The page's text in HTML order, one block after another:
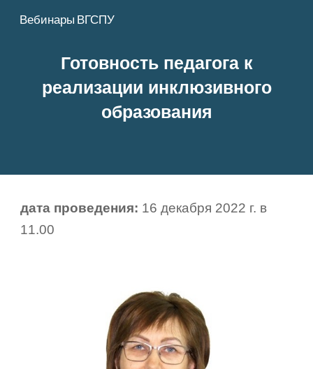
Skip to main content
Вебинары ВГСПУ
Готовность педагога к
реализации инклюзивного
образования
дата проведения: 16 декабря 2022 г. в
11.00